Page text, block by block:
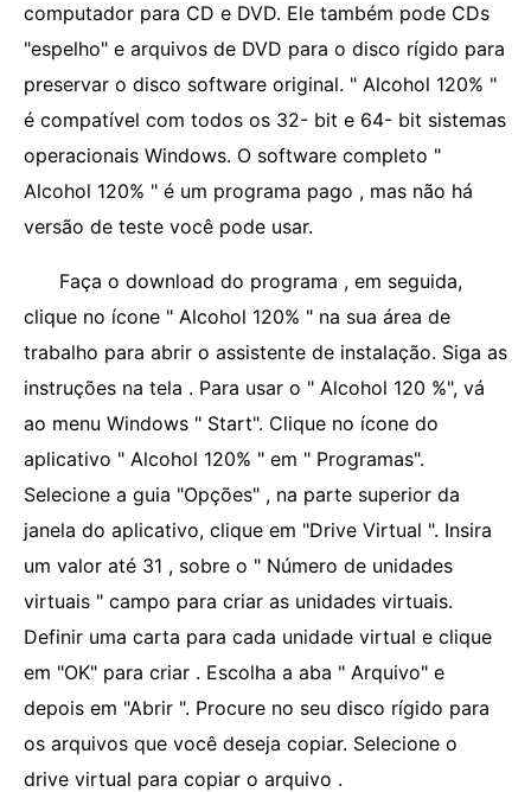
computador para CD e DVD. Ele também pode CDs
"espelho" e arquivos de DVD para o disco rígido para
preservar o disco software original. " Alcohol 120% "
é compatível com todos os 32- bit e 64- bit sistemas
operacionais Windows. O software completo "
Alcohol 120% " é um programa pago , mas não há
versão de teste você pode usar.
Faça o download do programa , em seguida,
clique no ícone " Alcohol 120% " na sua área de
trabalho para abrir o assistente de instalação. Siga as
instruções na tela . Para usar o " Alcohol 120 %", vá
ao menu Windows " Start". Clique no ícone do
aplicativo " Alcohol 120% " em " Programas".
Selecione a guia "Opções" , na parte superior da
janela do aplicativo, clique em "Drive Virtual ". Insira
um valor até 31 , sobre o " Número de unidades
virtuais " campo para criar as unidades virtuais.
Definir uma carta para cada unidade virtual e clique
em "OK" para criar . Escolha a aba " Arquivo" e
depois em "Abrir ". Procure no seu disco rígido para
os arquivos que você deseja copiar. Selecione o
drive virtual para copiar o arquivo .